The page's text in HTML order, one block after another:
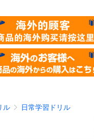
ル 日常学習ドリル